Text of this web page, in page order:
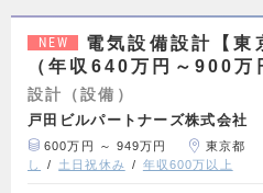
NEW
電気設備設計【東
（年収640万円～900万
設計（設備）
戸田ビルパートナーズ株式会社
600万円 ～ 949万円 東京都
し
土日祝休み 年収600万以上